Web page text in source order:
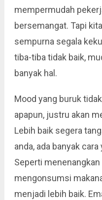
mempermudah
bersemangat. Tapi
sempurna segala
tiba-tiba tidak baik,
banyak hal.
Mood yang buruk
apapun, justru akan
Lebih baik segera
anda, ada banyak
Seperti
mengonsumsi
menjadi lebih baik.